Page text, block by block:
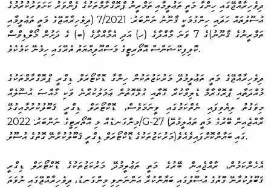
ދިވެހިރާއްޖޭގައި ހިންގާ މަތީ ތަޢުލީމާއި ތަމްރީނު ޕްރޮގްރާމްތަކުގެ ފެންވަރު ކަށަވަރުކުރުމުގެ
އުސޫލުތައް ހަދައި ހިންގުމަކީ ޤާނޫނު ނަންބަރު: 7/2021 (ދިވެހިރާއްޖޭގެ މަތީ ތަޢުލީމާއި
ތަމްރީނުގެ ޤާނޫނު)ގެ 7 ވަނަ މާއްދާގެ (ހ) އަދި އެމާއްދާގެ (ބ) ގެ ދަށުން މޯލްޑިވްސް
ކޮލިފިކޭޝަންސް އޮތޯރިޓީގެ މަސްއޫލިއްޔަތު ތެރޭގައި ހިމެނޭ ކަމެކެވެ.
ދިވެހިރާއްޖޭގެ މަތީ ތަޢުލީމުދޭ މަރުކަޒުތަކުން ހިންގާ ޑޮކްޓޯރަލް ޑިގްރީ ޕްރޮގްރާމްތަކުގެ
މުއްދަތާއި ޕްރޮގްރާމް ޑެލިވާކުރާ ގޮތާއި ގުޅޭގޮތުން ޢަމަލުކުރާނެ ވަކި ޚާއްޞަ އުސޫލެއް
މިވަގުތު ލިޔެވިފައި ނެތްކަމުގައި ވީނަމަވެސް، ޑޮކްޓޯރަލް ޑިގްރީ ޤަބޫލުކުރުމާއިގުޅޭ
މިންގަނޑެއް މި އޮތޯރިޓީގެ ނަންބަރު: 2022/G-27 (ރާއްޖެއިން ބޭރުގެ މަތީ ތަޢުލީމުދޭ
މަރުކަޒުތަކުގެ ޑޮކްޓޯރަލް ޑިގްރީ ޤަބޫލުކުރާނޭ ގޮތުގެ އުސޫލު)ގައި ބަޔާންކޮށްފައިވެއެވެ.
އެހެންކަމުން، ރާއްޖެއިން ބޭރުގެ މަތީ ތަޢުލީމުދޭ މަރުކަޒުތަކުގެ ޑޮކްޓޯރަލް ޑިގްރީ
ޤަބޫލުކުރާނޭ ގޮތުގެ އުސޫލުގައި ބަޔާންކުރާ އަންނަނިވި މިންގަނޑު، ދިވެހިރާއްޖޭގައި ނުވަތަ